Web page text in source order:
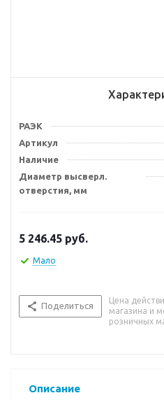
РАЭК
Артикул
Наличие
Диаметр высверл.
отверстия, мм
5 246.45 руб.
Мало
Поделиться
Цена
магазина и
розничных
Описание